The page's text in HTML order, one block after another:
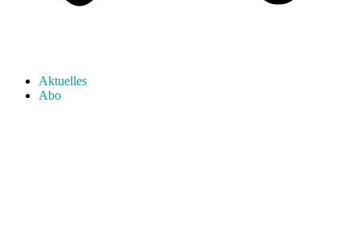
Aktuelles
Abo